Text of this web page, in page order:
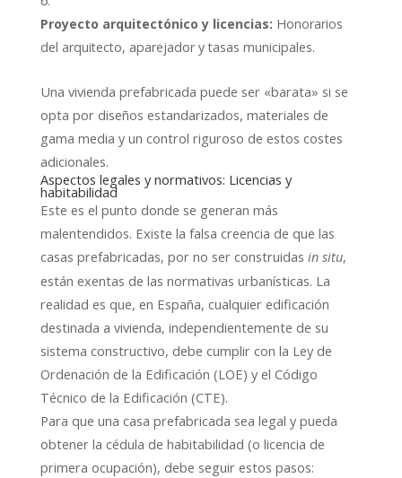
Proyecto arquitectónico y licencias: Honorarios
del arquitecto, aparejador y tasas municipales.
Una vivienda prefabricada puede ser «barata» si se
opta por diseños estandarizados, materiales de
gama media y un control riguroso de estos costes
adicionales.
Aspectos legales y normativos: Licencias y
habitabilidad
Este es el punto donde se generan más
malentendidos. Existe la falsa creencia de que las
casas prefabricadas, por no ser construidas in situ,
están exentas de las normativas urbanísticas. La
realidad es que, en España, cualquier edificación
destinada a vivienda, independientemente de su
sistema constructivo, debe cumplir con la Ley de
Ordenación de la Edificación (LOE) y el Código
Técnico de la Edificación (CTE).
Para que una casa prefabricada sea legal y pueda
obtener la cédula de habitabilidad (o licencia de
primera ocupación), debe seguir estos pasos: